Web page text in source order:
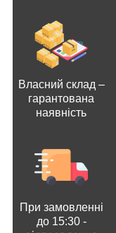
Власний склад –
гарантована
наявність
При замовленні
до 15:30 -